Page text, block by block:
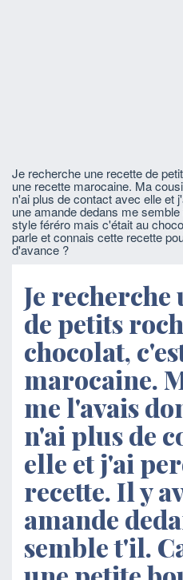
Je recherche une recette de
une recette marocaine. Ma
n'ai plus de contact avec elle et
une amande dedans me
style féréro mais c'était au
parle et connais cette recette
d'avance ?
Je recherche
de petits
chocolat,
marocaine.
me l'avais
n'ai plus de
elle et j'ai
recette. Il y
amande
semble t'il.